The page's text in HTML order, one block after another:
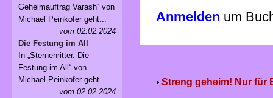
Anmelden um
Streng geheim! Nur für
Geheimauftrag Varash“ von
Michael Peinkofer geht...
vom 02.02.2024
Die Festung im All
In „Sternenritter. Die
Festung im All“ von
Michael Peinkofer geht...
vom 02.02.2024